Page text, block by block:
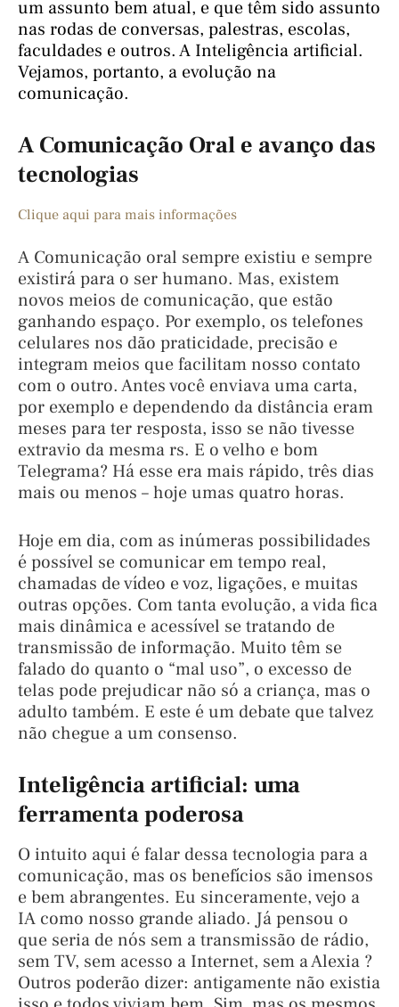
um assunto bem atual, e que têm sido assunto
nas rodas de conversas, palestras, escolas,
faculdades e outros. A Inteligência artificial.
Vejamos, portanto, a evolução na
comunicação.
A Comunicação Oral e avanço das
tecnologias
Clique aqui para mais informações
A Comunicação oral sempre existiu e sempre
existirá para o ser humano. Mas, existem
novos meios de comunicação, que estão
ganhando espaço. Por exemplo, os telefones
celulares nos dão praticidade, precisão e
integram meios que facilitam nosso contato
com o outro. Antes você enviava uma carta,
por exemplo e dependendo da distância eram
meses para ter resposta, isso se não tivesse
extravio da mesma rs. E o velho e bom
Telegrama? Há esse era mais rápido, três dias
mais ou menos – hoje umas quatro horas.
Hoje em dia, com as inúmeras possibilidades
é possível se comunicar em tempo real,
chamadas de vídeo e voz, ligações, e muitas
outras opções. Com tanta evolução, a vida fica
mais dinâmica e acessível se tratando de
transmissão de informação. Muito têm se
falado do quanto o “mal uso”, o excesso de
telas pode prejudicar não só a criança, mas o
adulto também. E este é um debate que talvez
não chegue a um consenso.
Inteligência artificial: uma
ferramenta poderosa
O intuito aqui é falar dessa tecnologia para a
comunicação, mas os benefícios são imensos
e bem abrangentes. Eu sinceramente, vejo a
IA como nosso grande aliado. Já pensou o
que seria de nós sem a transmissão de rádio,
sem TV, sem acesso a Internet, sem a Alexia ?
Outros poderão dizer: antigamente não existia